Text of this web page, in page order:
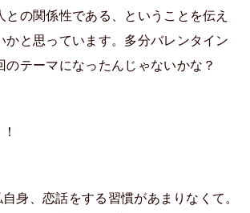
との関係性である、ということを伝え
かと思っています。多分バレンタイン
のテーマになったんじゃないかな？
身、恋話をする習慣があまりなくて。